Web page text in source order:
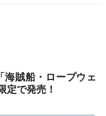
海賊船・ロープウェ
定で発売！